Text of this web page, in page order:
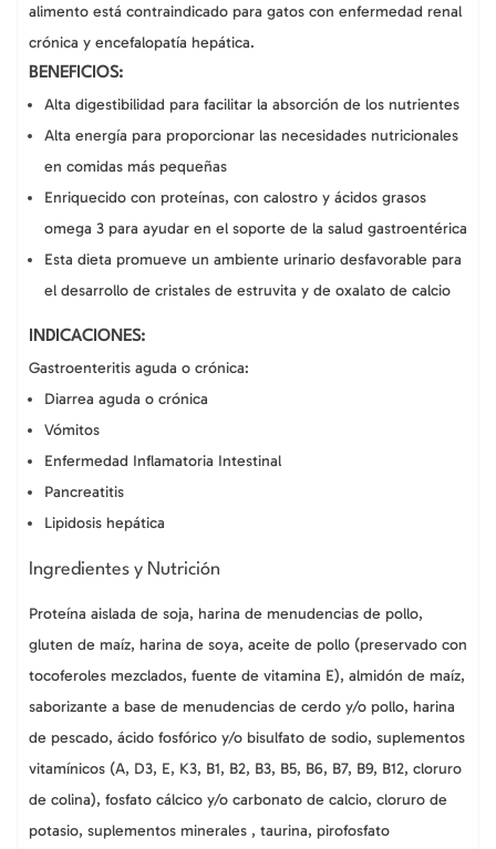
alimento está contraindicado para gatos con enfermedad renal
crónica y encefalopatía hepática.
BENEFICIOS:
Alta digestibilidad para facilitar la absorción de los nutrientes
Alta energía para proporcionar las necesidades nutricionales
en comidas más pequeñas
Enriquecido con proteínas, con calostro y ácidos grasos
omega 3 para ayudar en el soporte de la salud gastroentérica
Esta dieta promueve un ambiente urinario desfavorable para
el desarrollo de cristales de estruvita y de oxalato de calcio
INDICACIONES:
Gastroenteritis aguda o crónica:
Diarrea aguda o crónica
Vómitos
Enfermedad Inflamatoria Intestinal
Pancreatitis
Lipidosis hepática
Ingredientes y Nutrición
Proteína aislada de soja, harina de menudencias de pollo,
gluten de maíz, harina de soya, aceite de pollo (preservado con
tocoferoles mezclados, fuente de vitamina E), almidón de maíz,
saborizante a base de menudencias de cerdo y/o pollo, harina
de pescado, ácido fosfórico y/o bisulfato de sodio, suplementos
vitamínicos (A, D3, E, K3, B1, B2, B3, B5, B6, B7, B9, B12, cloruro
de colina), fosfato cálcico y/o carbonato de calcio, cloruro de
potasio, suplementos minerales , taurina, pirofosfato